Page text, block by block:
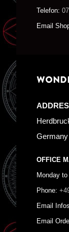
Telefon:
Email
OFFICE
Monday
Phone:
Email
Email